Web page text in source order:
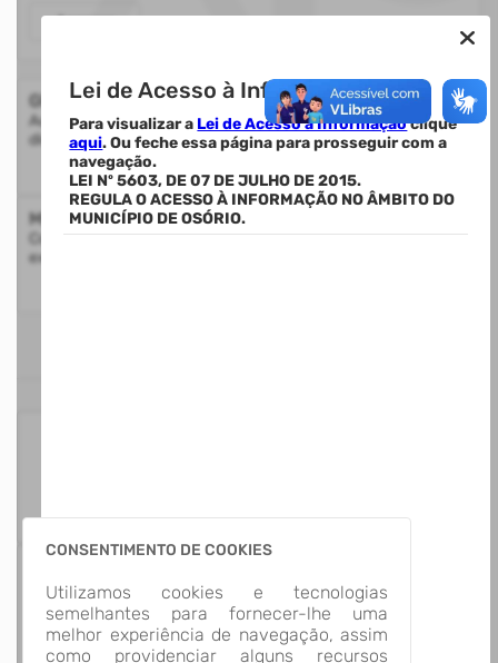
Lei de Acesso à Informação.
Para visualizar a Lei de Acesso à Informaçãoclique
aqui. Ou feche essa página para prosseguir com a
navegação.
LEI Nº 5603, DE 07 DE JULHO DE 2015.
REGULA O ACESSO À INFORMAÇÃO NO ÂMBITO DO
MUNICÍPIO DE OSÓRIO.
CONSENTIMENTO DE COOKIES
Utilizamos cookies e tecnologias
semelhantes para fornecer-lhe uma
melhor experiência de navegação, assim
como providenciar alguns recursos
Acessar
Glossário
Auxilia na compreensão de termos utilizados nas informações
disponibilizadas.
Mapa do Site
Consulte a estrutura do Portal da Transparência com a
exibição de todos os itens disponíveis
13 Grupos de
Informação